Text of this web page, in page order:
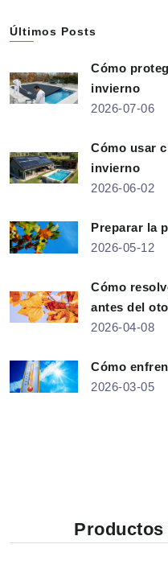
Últimos Posts
Cómo
invierno
2026-07-06
Cómo usar
invierno
2026-06-02
Preparar la
2026-05-12
Cómo
antes del
2026-04-08
Cómo
2026-03-05
Productos